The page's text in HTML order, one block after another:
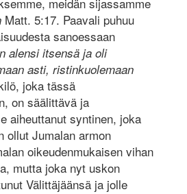
Matt. 5:17. Paavali puhuu
sanoessaan
alensi itsensä ja oli
asti, ristinkuolemaan
joka tässä
on säälittävä ja
aiheuttanut syntinen, joka
ollut Jumalan armon
oikeudenmukaisen vihan
mutta joka nyt uskon
Välittäjäänsä ja jolle